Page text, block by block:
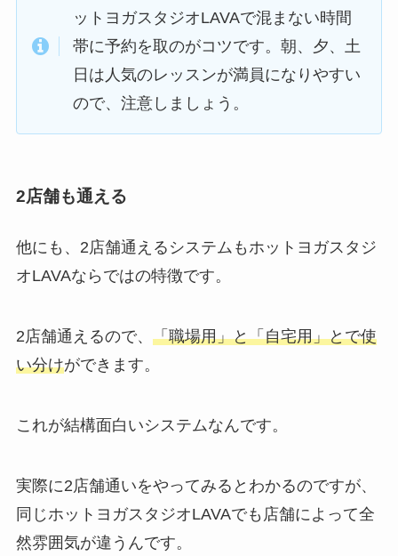
ットヨガスタジオLAVAで混まない時間
帯に予約を取のがコツです。朝、夕、土
日は人気のレッスンが満員になりやすい
ので、注意しましょう。
2店舗も通える
他にも、2店舗通えるシステムもホットヨガスタジ
オLAVAならではの特徴です。
2店舗通えるので、 「職場用」と「自宅用」とで使
い分けができます。
これが結構面白いシステムなんです。
実際に2店舗通いをやってみるとわかるのですが、
同じホットヨガスタジオLAVAでも店舗によって全
然雰囲気が違うんです。